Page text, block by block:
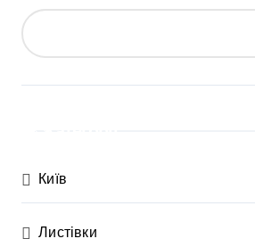
Київ
Листівки